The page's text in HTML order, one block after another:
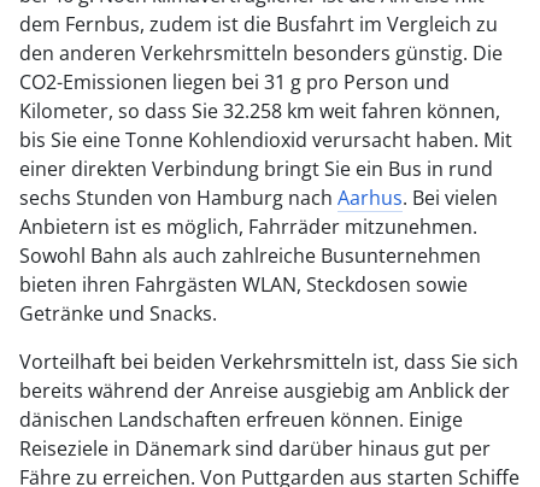
dem Fernbus, zudem ist die Busfahrt im Vergleich zu
den anderen Verkehrsmitteln besonders günstig. Die
CO2-Emissionen liegen bei 31 g pro Person und
Kilometer, so dass Sie 32.258 km weit fahren können,
bis Sie eine Tonne Kohlendioxid verursacht haben. Mit
einer direkten Verbindung bringt Sie ein Bus in rund
sechs Stunden von Hamburg nach Aarhus. Bei vielen
Anbietern ist es möglich, Fahrräder mitzunehmen.
Sowohl Bahn als auch zahlreiche Busunternehmen
bieten ihren Fahrgästen WLAN, Steckdosen sowie
Getränke und Snacks.
Vorteilhaft bei beiden Verkehrsmitteln ist, dass Sie sich
bereits während der Anreise ausgiebig am Anblick der
dänischen Landschaften erfreuen können. Einige
Reiseziele in Dänemark sind darüber hinaus gut per
Fähre zu erreichen. Von Puttgarden aus starten Schiffe